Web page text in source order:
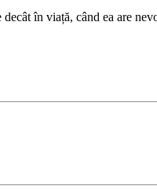
în viață, când ea are